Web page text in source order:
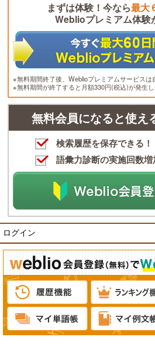
まずは体験！今なら最大
Weblioプレミアム体験
※無料期間終了後、Weblioプレミアムサービスは
※無料期間が終了すると月額330円(税込)が発生し
無料会員になると使え
検索履歴を保存できる！
語彙力診断の実施回数増
ログイン